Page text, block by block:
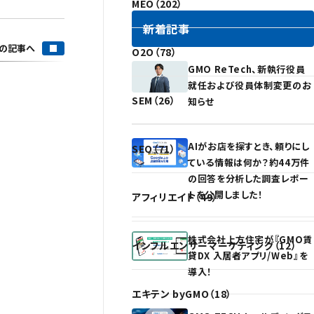
記事へ
MEO（202）
O2O（78）
SEM（26）
SEO（71）
アフィリエイト（49）
インフルエンサーマーケティング（12）
エキテン byGMO（18）
新着記事
GMO ReTech、新執行役員
就任および役員体制変更のお
知らせ
AIがお店を探すとき、頼りにし
ている情報は何か？約44万件
の回答を分析した調査レポー
トを公開しました！
株式会社上方住宅が『GMO賃
貸DX 入居者アプリ/Web』を
導入！